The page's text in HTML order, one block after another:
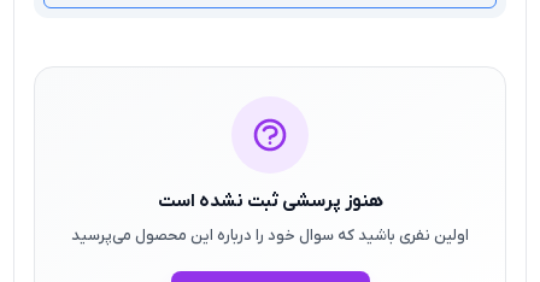
هنوز پرسشی ثبت نشده است
اولین نفری باشید که سوال خود را درباره این محصول می‌پرسید